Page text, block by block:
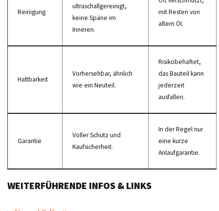
Reinigung
ultraschallgereinigt,
keine Späne im
Inneren.
mit Resten von
altem Öl.
Haltbarkeit
Vorhersehbar, ähnlich
wie ein Neuteil.
Risikobehaftet,
das Bauteil kann
jederzeit
ausfallen.
Garantie
Voller Schutz und
Kaufsicherheit.
In der Regel nur
eine kurze
Anlaufgarantie.
WEITERFÜHRENDE INFOS & LINKS